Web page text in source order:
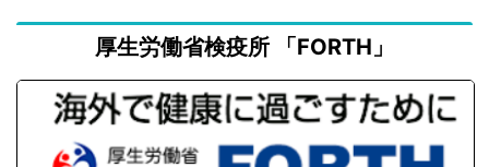
厚生労働省検疫所 「FORTH」